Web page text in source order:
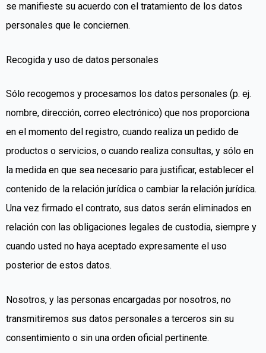
se manifieste su acuerdo con el tratamiento de los datos
personales que le conciernen.
Recogida y uso de datos personales
Sólo recogemos y procesamos los datos personales (p. ej.
nombre, dirección, correo electrónico) que nos proporciona
en el momento del registro, cuando realiza un pedido de
productos o servicios, o cuando realiza consultas, y sólo en
la medida en que sea necesario para justificar, establecer el
contenido de la relación jurídica o cambiar la relación jurídica.
Una vez firmado el contrato, sus datos serán eliminados en
relación con las obligaciones legales de custodia, siempre y
cuando usted no haya aceptado expresamente el uso
posterior de estos datos.
Nosotros, y las personas encargadas por nosotros, no
transmitiremos sus datos personales a terceros sin su
consentimiento o sin una orden oficial pertinente.